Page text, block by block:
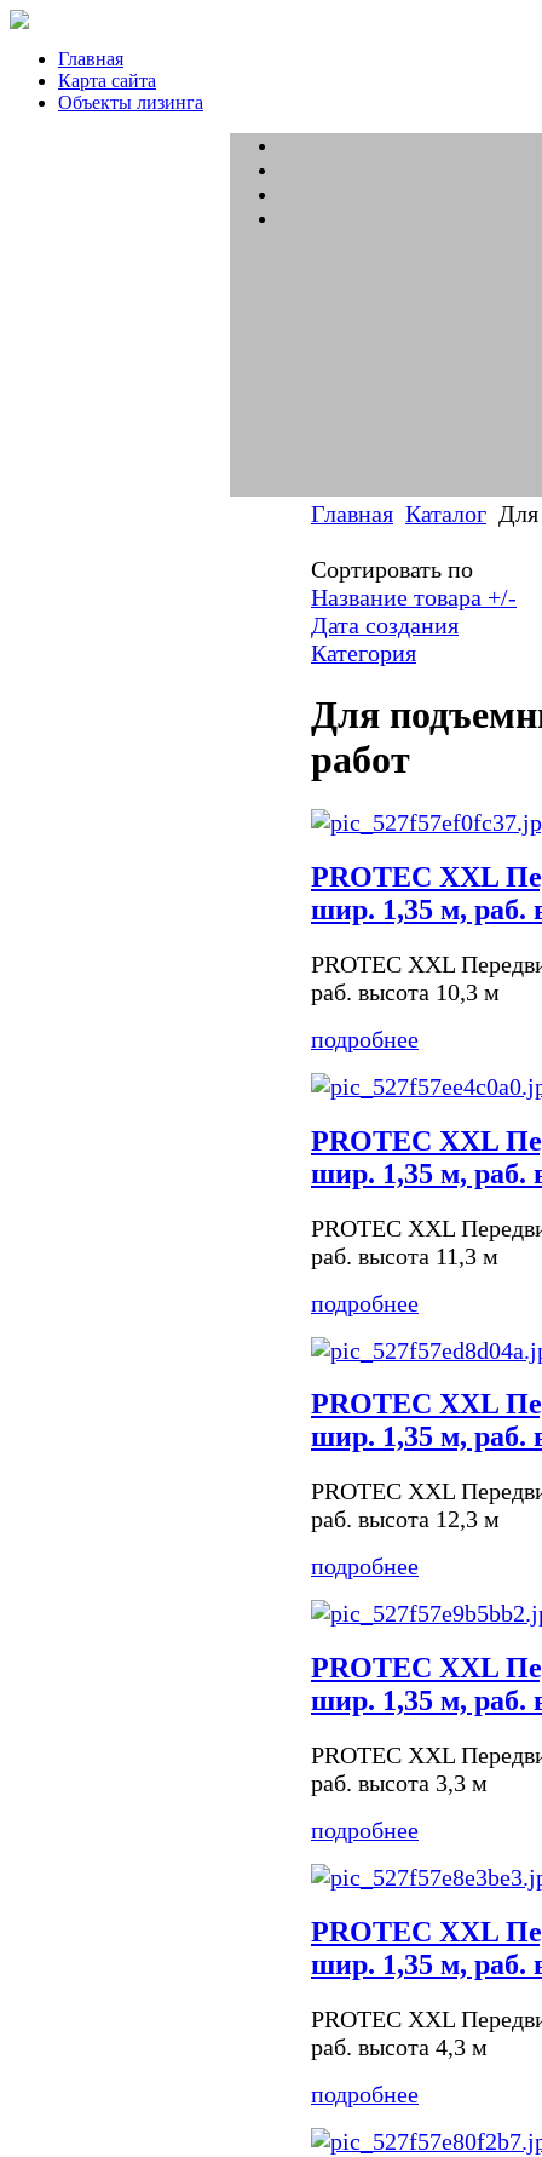
Главная
Карта сайта
Объекты лизинга
Главная Каталог
Сортировать по
Название товара +/-
Дата создания
Категория
Для
работ
PROTEC XXL
шир. 1,35 м, раб.
PROTEC XXL
раб. высота 10,3 м
подробнее
PROTEC XXL
шир. 1,35 м, раб.
PROTEC XXL
раб. высота 11,3 м
подробнее
PROTEC XXL
шир. 1,35 м, раб.
PROTEC XXL
раб. высота 12,3 м
подробнее
PROTEC XXL
шир. 1,35 м, раб.
PROTEC XXL
раб. высота 3,3 м
подробнее
PROTEC XXL
шир. 1,35 м, раб.
PROTEC XXL
раб. высота 4,3 м
подробнее